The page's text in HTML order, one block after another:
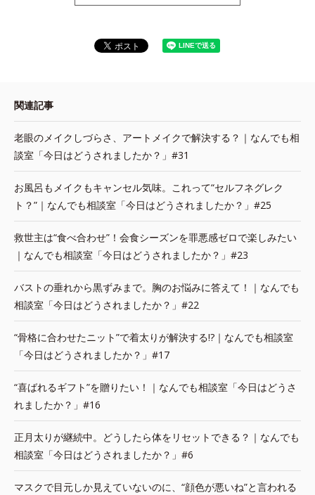
関連記事
老眼のメイクしづらさ、アートメイクで解決する？｜なんでも相
談室「今日はどうされましたか？」#31
お風呂もメイクもキャンセル気味。これって“セルフネグレク
ト？”｜なんでも相談室「今日はどうされましたか？」#25
救世主は“食べ合わせ”！会食シーズンを罪悪感ゼロで楽しみたい
｜なんでも相談室「今日はどうされましたか？」#23
バストの垂れから黒ずみまで。胸のお悩みに答えて！｜なんでも
相談室「今日はどうされましたか？」#22
“骨格に合わせたニット”で着太りが解決する!?｜なんでも相談室
「今日はどうされましたか？」#17
“喜ばれるギフト”を贈りたい！｜なんでも相談室「今日はどうさ
れましたか？」#16
正月太りが継続中。どうしたら体をリセットできる？｜なんでも
相談室「今日はどうされましたか？」#6
マスクで目元しか見えていないのに、“顔色が悪いね”と言われる